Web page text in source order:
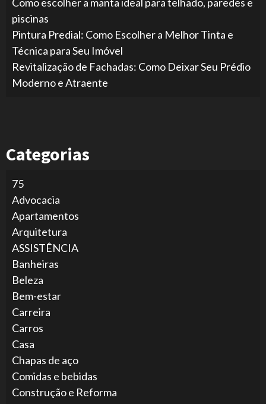
piscinas
Pintura Predial: Como Escolher a Melhor Tinta e
Técnica para Seu Imóvel
Revitalização de Fachadas: Como Deixar Seu Prédio
Moderno e Atraente
Categorias
75
Advocacia
Apartamentos
Arquitetura
ASSISTÊNCIA
Banheiras
Beleza
Bem-estar
Carreira
Carros
Casa
Chapas de aço
Comidas e bebidas
Construção e Reforma